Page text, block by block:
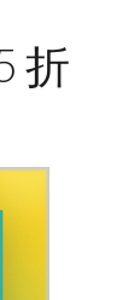
折